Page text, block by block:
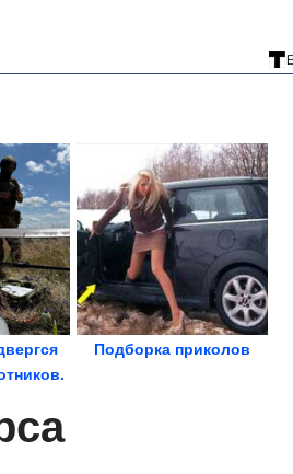
Подборка приколов